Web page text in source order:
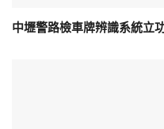
中壢警路檢車牌辨識系統立